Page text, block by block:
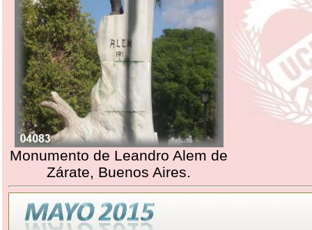
Monumento de Leandro Alem de
Zárate, Buenos Aires.